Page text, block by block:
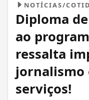
NOTÍCIAS/
Diploma
ao
ressalta
jornalismo
serviços!